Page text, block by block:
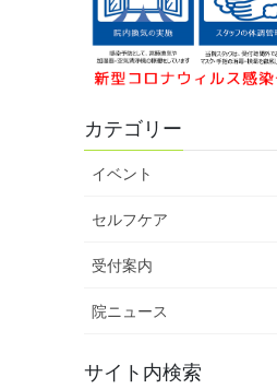
カテゴリー
イベント
セルフケア
受付案内
院ニュース
サイト内検索